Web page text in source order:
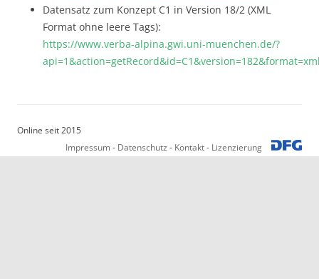
Datensatz zum Konzept C1 in Version 18/2 (XML
Format ohne leere Tags):
https://www.verba-alpina.gwi.uni-muenchen.de/?
Online seit 2015
Impressum - Datenschutz - Kontakt- Lizenzierung